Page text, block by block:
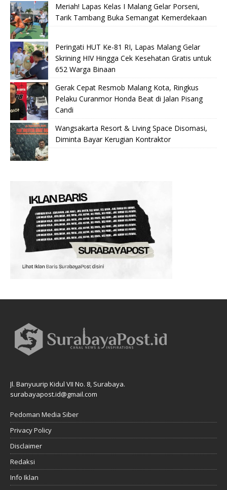
Meriah! Lapas Kelas I Malang Gelar Porseni,
Tarik Tambang Buka Semangat Kemerdekaan
Peringati HUT Ke-81 RI, Lapas Malang Gelar
Skrining HIV Hingga Cek Kesehatan Gratis untuk
652 Warga Binaan
Gerak Cepat Resmob Malang Kota, Ringkus
Pelaku Curanmor Honda Beat di Jalan Pisang
Candi
Wangsakarta Resort & Living Space Disomasi,
Diminta Bayar Kerugian Kontraktor
Jl. Banyuurip Kidul VII No. 8, Surabaya.
surabayapost.id@gmail.com
Pedoman Media Siber
Privacy Policy
Disclaimer
Redaksi
Info Iklan